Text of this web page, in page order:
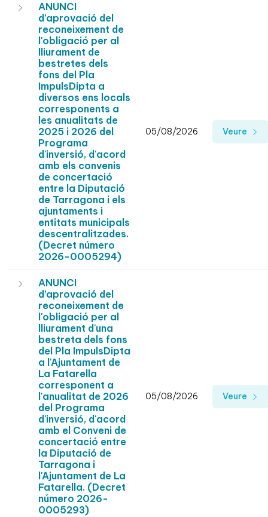
ANUNCI
d’aprovació del
reconeixement de
l'obligació per al
lliurament de
bestretes dels
fons del Pla
ImpulsDipta a
diversos ens locals
corresponents a
les anualitats de
2025 i 2026 del
Programa
d'inversió, d'acord
amb els convenis
de concertació
entre la Diputació
de Tarragona i els
ajuntaments i
entitats municipals
descentralitzades.
(Decret número
2026-0005294)
05/08/2026 Veure
ANUNCI
d’aprovació del
reconeixement de
l'obligació per al
lliurament d'una
bestreta dels fons
del Pla ImpulsDipta
a l'Ajuntament de
La Fatarella
corresponent a
l'anualitat de 2026
del Programa
d'inversió, d'acord
amb el Conveni de
concertació entre
la Diputació de
Tarragona i
l'Ajuntament de La
Fatarella. (Decret
número 2026-
0005293)
05/08/2026 Veure